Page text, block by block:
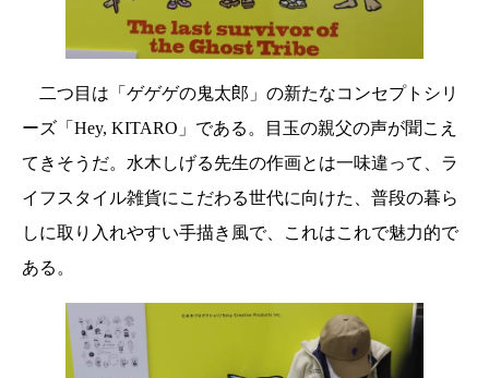
二つ目は「ゲゲゲの鬼太郎」の新たなコンセプトシリ
ーズ「Hey, KITARO」である。目玉の親父の声が聞こえ
てきそうだ。水木しげる先生の作画とは一味違って、ラ
イフスタイル雑貨にこだわる世代に向けた、普段の暮ら
しに取り入れやすい手描き風で、これはこれで魅力的で
ある。